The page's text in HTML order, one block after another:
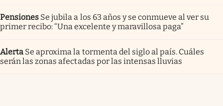
Pensiones Se jubila a los 63 años y se conmueve al ver su
primer recibo: “Una excelente y maravillosa paga”
Alerta Se aproxima la tormenta del siglo al país. Cuáles
serán las zonas afectadas por las intensas lluvias